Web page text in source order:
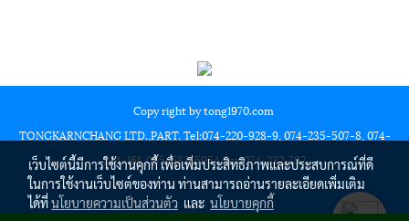
Copy right by tong1970.com
TONGKARNCHANG LTD.,PART. Tel:074-220-928-9, 074-235-507-8, 074-
244-161, 085-582-5954 Fax:074-232-792
เว็บไซต์นี้มีการใช้งานคุกกี้ เพื่อเพิ่มประสิทธิภาพและประสบการณ์ที่ดี
ในการใช้งานเว็บไซต์ของท่าน ท่านสามารถอ่านรายละเอียดเพิ่มเติม
ได้ที่นโยบายความเป็นส่วนตัว และ นโยบายคุกกี้